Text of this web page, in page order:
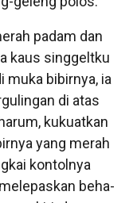
padam dan
kaus singgeltku
muka bibirnya, ia
di atas
kukuatkan
yang merah
kontolnya
beha-